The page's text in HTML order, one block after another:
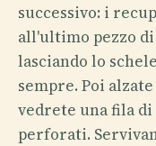
successivo: i
all'ultimo pezzo
lasciando lo
sempre. Poi
vedrete una fila
perforati.